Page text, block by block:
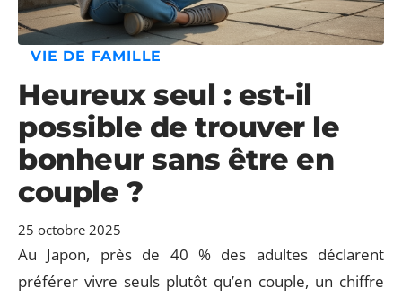
VIE DE FAMILLE
Heureux seul : est-il
possible de trouver le
bonheur sans être en
couple ?
25 octobre 2025
Au Japon, près de 40 % des adultes déclarent
préférer vivre seuls plutôt qu’en couple, un chiffre